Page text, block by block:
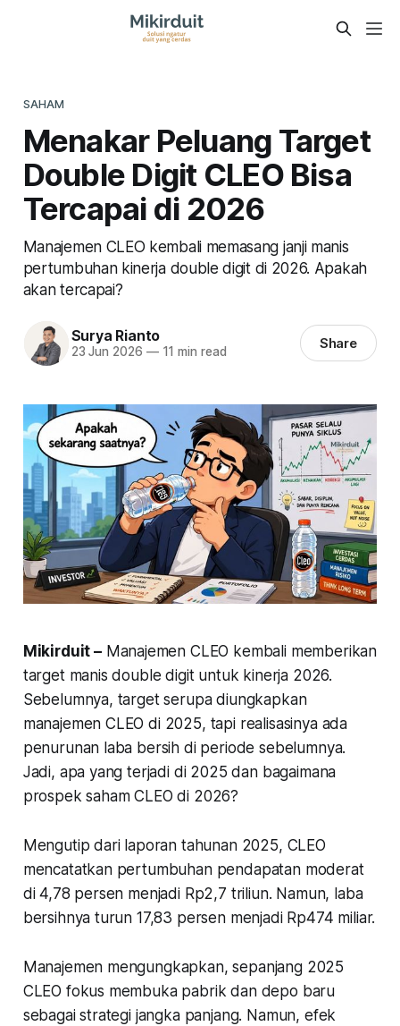
SAHAM
Menakar Peluang Target
Double Digit CLEO Bisa
Tercapai di 2026
Manajemen CLEO kembali memasang janji manis
pertumbuhan kinerja double digit di 2026. Apakah
akan tercapai?
Surya Rianto
23 Jun 2026 —11 min read Share
Mikirduit –Manajemen CLEO kembali memberikan
target manis double digit untuk kinerja 2026.
Sebelumnya, target serupa diungkapkan
manajemen CLEO di 2025, tapi realisasinya ada
penurunan laba bersih di periode sebelumnya.
Jadi, apa yang terjadi di 2025 dan bagaimana
prospek saham CLEO di 2026?
Mengutip dari laporan tahunan 2025, CLEO
mencatatkan pertumbuhan pendapatan moderat
di 4,78 persen menjadi Rp2,7 triliun. Namun, laba
bersihnya turun 17,83 persen menjadi Rp474 miliar.
Manajemen mengungkapkan, sepanjang 2025
CLEO fokus membuka pabrik dan depo baru
sebagai strategi jangka panjang. Namun, efek